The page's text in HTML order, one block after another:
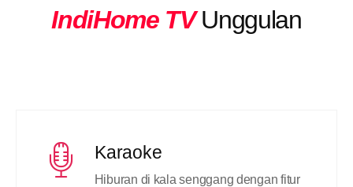
IndiHome TVUnggulan
Karaoke
Hiburan di kala senggang dengan fitur